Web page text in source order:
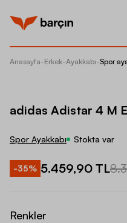
Anasayfa-Erkek-Ayakkabı-Spor
adidas Adistar 4 M
Spor Ayakkabı Stokta var
-35% 5.459,90 TL
Renkler